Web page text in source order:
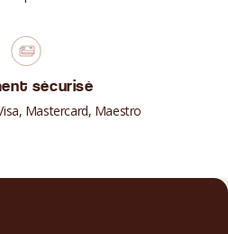
sécurisé
Mastercard, Maestro